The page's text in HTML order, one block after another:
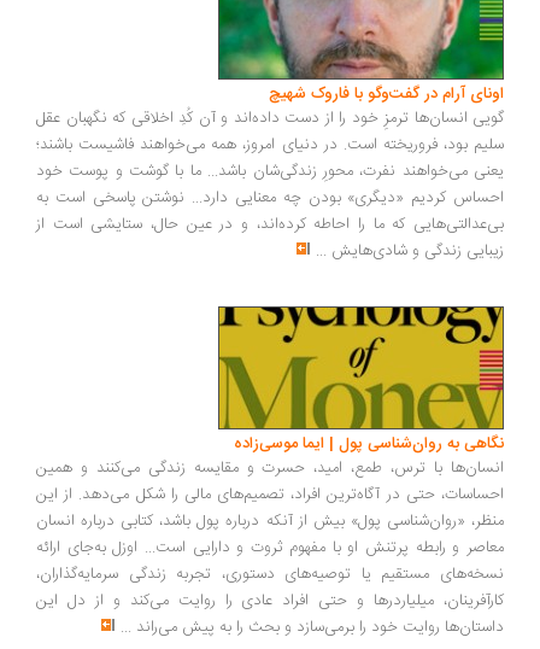
آرام در گفت‌وگو با فاروک شهیچ‭
انسان‌ها ترمزِ خود را از دست داده‌اند و آن کُدِ اخلاقی که نگهبان عقل
بود، فروریخته است. در دنیای امروز، همه می‌خواهند فاشیست باشند؛
می‌خواهند نفرت، محورِ زندگی‌شان باشد... ما با گوشت و پوست خود
کردیم «دیگری» بودن چه معنایی دارد... نوشتن پاسخی است به
که ما را احاطه کرده‌اند، و در عین حال، ستایشی است از
زندگی و شادی‌هایش...
به روان‌شناسی پول | ایما موسی‌زاده
با ترس، طمع، امید، حسرت و مقایسه زندگی می‌کنند و همین
حتی در آگاه‌ترین افراد، تصمیم‌های مالی را شکل می‌دهد. از این
«روان‌شناسی پول» بیش از آنکه درباره پول باشد، کتابی درباره انسان
و رابطه پرتنش او با مفهوم ثروت و دارایی است... اوزل به‌جای ارائه
مستقیم یا توصیه‌های دستوری، تجربه زندگی سرمایه‌گذاران،
میلیاردرها و حتی افراد عادی را روایت می‌کند و از دل این
روایت خود را برمی‌سازد و بحث را به پیش می‌راند ...